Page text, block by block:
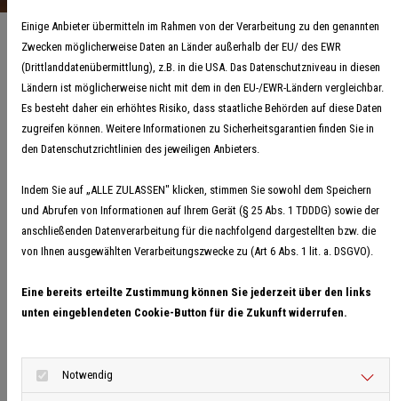
Neue Fortbildungsangebote im 1.
Quartal 2025
“Wir können kurzfristig zum Jahresbeginn noch Fortbildungen
anbieten!”, verkündet Lana Caésar freudig. Die
Bildungsverantwortliche der Handballregion Bremen-Nordsee hat
für Trainerinnen und Trainer ausgeschrieben, die auch zur
31.01.2025:
Athletiktraining mit Kindern und Jugendlichen -
Hinführung zum Langhanteltrainingin Stuhr
Einige Anbieter übermitteln im Rahmen von der Verarbeitung zu den genannten
Zwecken möglicherweise Daten an Länder außerhalb der EU/ des EWR
(Drittlanddatenübermittlung), z.B. in die USA. Das Datenschutzniveau in diesen
Ländern ist möglicherweise nicht mit dem in den EU-/EWR-Ländern vergleichbar.
Es besteht daher ein erhöhtes Risiko, dass staatliche Behörden auf diese Daten
zugreifen können. Weitere Informationen zu Sicherheitsgarantien finden Sie in
den Datenschutzrichtlinien des jeweiligen Anbieters.
Indem Sie auf „ALLE ZULASSEN" klicken, stimmen Sie sowohl dem Speichern
und Abrufen von Informationen auf Ihrem Gerät (§ 25 Abs. 1 TDDDG) sowie der
anschließenden Datenverarbeitung für die nachfolgend dargestellten bzw. die
von Ihnen ausgewählten Verarbeitungszwecke zu (Art 6 Abs. 1 lit. a. DSGVO).
Eine bereits erteilte Zustimmung können Sie jederzeit über den links
unten eingeblendeten Cookie-Button für die Zukunft widerrufen.
Notwendig